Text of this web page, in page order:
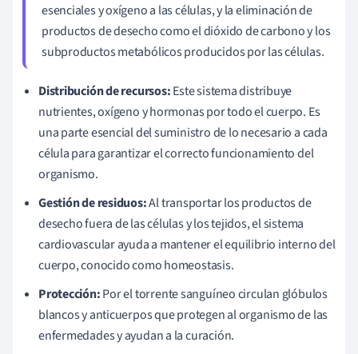
esenciales y oxígeno a las células, y la eliminación de
productos de desecho como el dióxido de carbono y los
subproductos metabólicos producidos por las células.
Distribución de recursos:Este sistema distribuye
nutrientes, oxígeno y hormonas por todo el cuerpo. Es
una parte esencial del suministro de lo necesario a cada
célula para garantizar el correcto funcionamiento del
organismo.
Gestión de residuos:Al transportar los productos de
desecho fuera de las células y los tejidos, el sistema
cardiovascular ayuda a mantener el equilibrio interno del
cuerpo, conocido como homeostasis.
Protección:Por el torrente sanguíneo circulan glóbulos
blancos y anticuerpos que protegen al organismo de las
enfermedades y ayudan a la curación.